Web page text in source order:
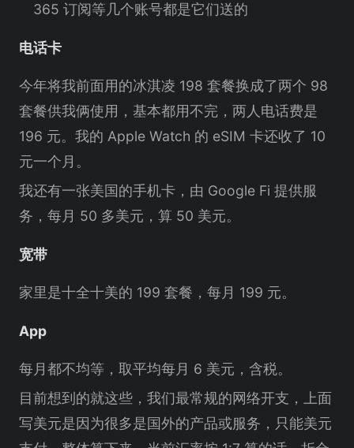
365 订阅等几个账号都是它们送的
电话卡
今年将我前面用的冰淇凌 198 套餐换成了两个 98
套餐供我俩使用，基本都用不完，两人电话费是
196 元。我的 Apple Watch 的 eSIM 卡还收了 10
元一个月。
我还有一张美国的手机卡，由 Google Fi 提供服
务，每月 50 多美元，算 50 美元。
宽带
家里是十全十美的 199 套餐，每月 199 元。
App
每月都不均等，取平均每月 6 美元，含税。
目前想到的就这些，我们最常规的网络开支，上面
写美元是因为很多是国外的产品或服务，只能美元